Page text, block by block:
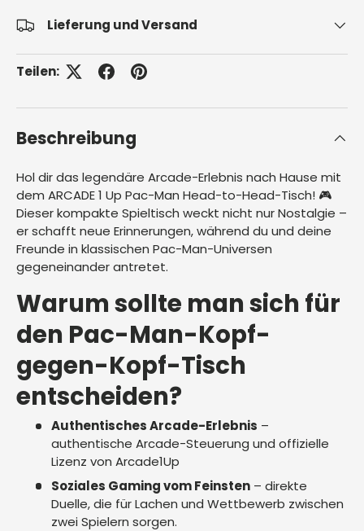
Lieferung und Versand
Teilen:
Beschreibung
Hol dir das legendäre Arcade-Erlebnis nach Hause mit
dem ARCADE 1 Up Pac-Man Head-to-Head-Tisch! 🎮
Dieser kompakte Spieltisch weckt nicht nur Nostalgie –
er schafft neue Erinnerungen, während du und deine
Freunde in klassischen Pac-Man-Universen
gegeneinander antretet.
Warum sollte man sich für
den Pac-Man-Kopf-
gegen-Kopf-Tisch
entscheiden?
Authentisches Arcade-Erlebnis –
authentische Arcade-Steuerung und offizielle
Lizenz von Arcade1Up
Soziales Gaming vom Feinsten– direkte
Duelle, die für Lachen und Wettbewerb zwischen
zwei Spielern sorgen.